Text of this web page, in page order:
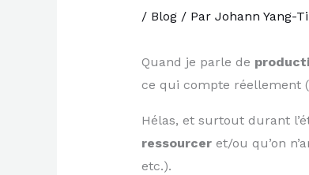
/ Blog/ Par Johann Yang-
Quand je parle de
ce qui compte réellement
Hélas, et surtout durant
ressourceret/ou qu’on
etc.).